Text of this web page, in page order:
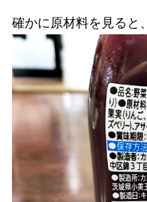
確かに原材料を見ると